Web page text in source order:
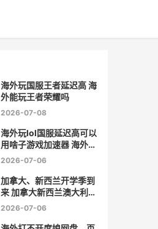
海外玩国服王者延迟高 海
外能玩王者荣耀吗
2026-07-08
海外玩lol国服延迟高可以
用啥子游戏加速器 海外玩
英雄联盟国服
2026-07-06
加拿大、新西兰开学季到
来 加拿大新西兰澳大利亚
哪个国家好些呢?
2026-07-06